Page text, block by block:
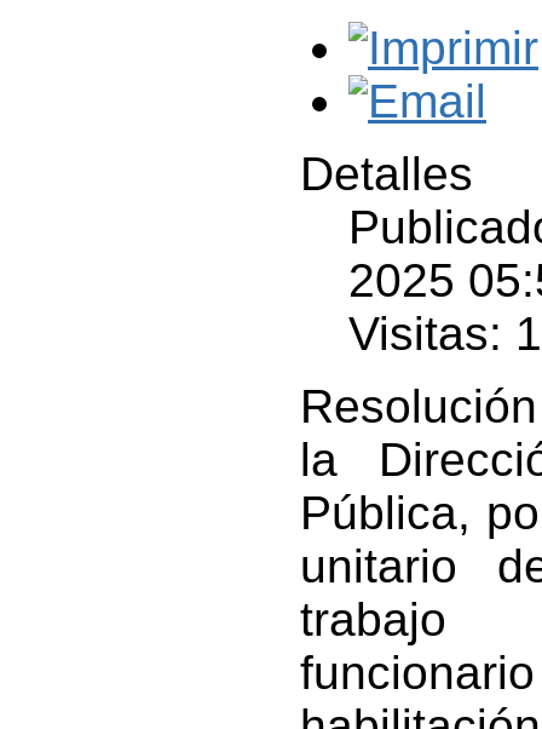
Detalles
2025
Visitas:
la
Pública,
unitario
trabajo